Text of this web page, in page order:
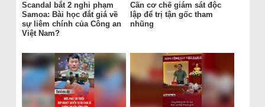
Scandal bắt 2 nghi phạm
Samoa: Bài học đắt giá về
sự liêm chính của Công an
Việt Nam?
Cần cơ chế giám sát độc
lập để trị tận gốc tham
nhũng